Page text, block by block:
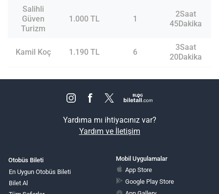
Salihli
Güven
Turizm
1.000 TL 1
2Saat
45Dakika
Kamil Koç 1.190 TL 6
3Saat
20Dakika
Yardıma mı ihtiyacınız var?
Yardım ve İletişim
Otobüs Bileti
En Uygun Otobüs Bileti
Bilet Al
Mobil Uygulamalar
App Store
Google Play Store